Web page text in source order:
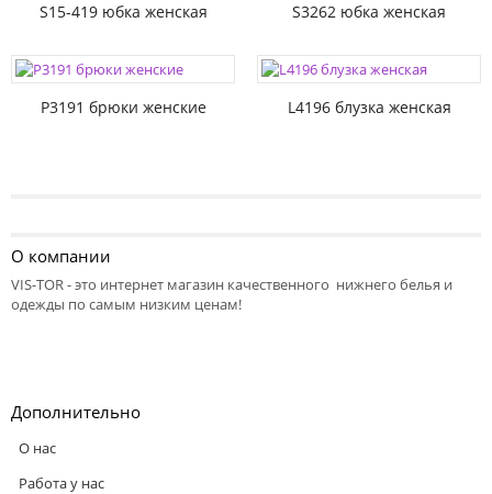
S15-419 юбка женская S3262 юбка женская
P3191 брюки женские L4196 блузка женская
О компании
VIS-TOR - это интернет магазин качественного нижнего белья и
одежды по самым низким ценам!
Дополнительно
О нас
Работа у нас